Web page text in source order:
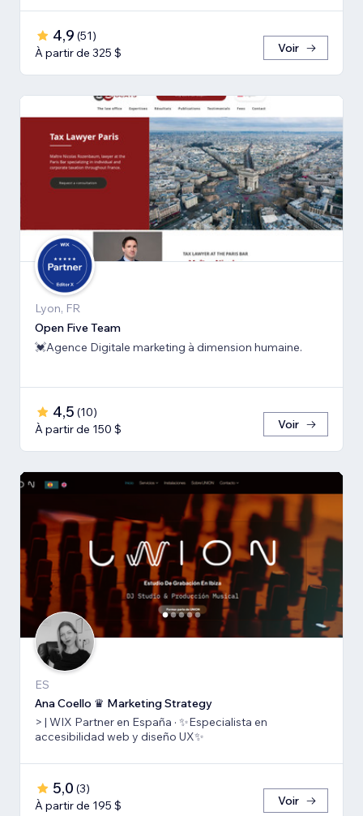
4,9 (51)
À partir de 325 $
Voir
Lyon, FR
Open Five Team
💓Agence Digitale marketing à dimension humaine.
4,5 (10)
À partir de 150 $
Voir
ES
Ana Coello ♛ Marketing Strategy
> | WIX Partner en España · ✨Especialista en
accesibilidad web y diseño UX✨
5,0 (3)
À partir de 195 $
Voir